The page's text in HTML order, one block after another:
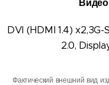
DVI (HDMI 1.4)
2.0,
Фактический внешний вид